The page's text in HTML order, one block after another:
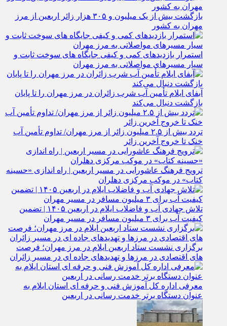
مهران به کشور
استمرار بازدیدهای کمی و کیفی جایگاه‌ های سوخت ثابت و
سیار مسیرهای مواصلاتی به مرز مهران
آبفای ایلام تأمین آب شرب زائران در مرز مهران را تا پایان
بازگشت دنبال می‌کند
تردد بیش از ۲.۵ میلیون زائر از مرز مهران/ تداوم تأمین آب
خنک تا خروج آخرین زائر
ترویج فرهنگ عاشورایی در مسیر اربعین | راه‌ اندازی «حسینه
کتاب» در موکب مرکزی دهلران
تلاش جهادی آب و فاضلاب ایلام در اربعین ۱۴۰۵ | تضمین
کیفیت آب برای ۳ میلیون مسافر در مسیر مهران
برگزاری نشست ستاد اربعین ایلام در مرز مهران؛ فرصت‌
های اقتصادی در مرزها و تهدیدهای جاده‌ ای در مسیر زائران
معرفی اداره کل آموزش فنی و حرفه‌ ای استان ایلام به‌
عنوان دستگاه برتر خدمت‌ رسانی در اربعین